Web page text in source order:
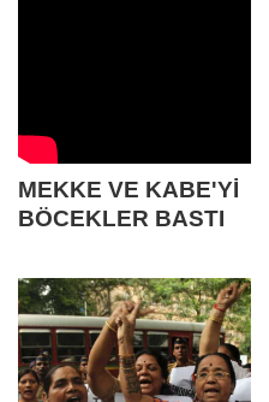
MEKKE VE KABE'Yİ
BÖCEKLER BASTI